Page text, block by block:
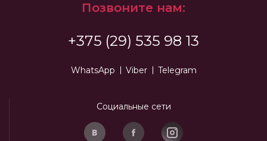
Позвоните нам:
+375 (29) 535 98 13
WhatsApp Viber Telegram
Социальные сети